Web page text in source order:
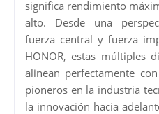
significa rendimiento
alto. Desde una
fuerza central y fuerza
HONOR, estas múltiples
alinean perfectamente
pioneros en la industria
la innovación hacia